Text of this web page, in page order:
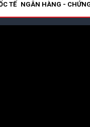
TẾ NGÂN HÀNG -